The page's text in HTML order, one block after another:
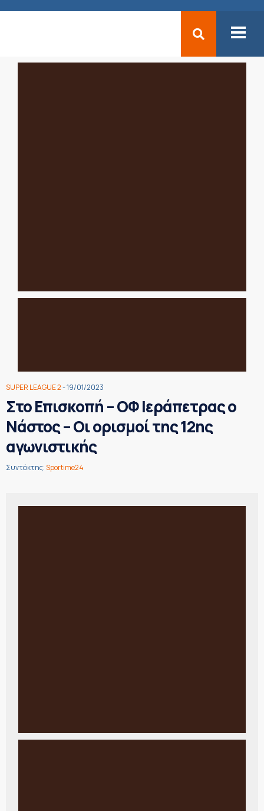
SUPER LEAGUE 2- 19/01/2023
Στο Επισκοπή – ΟΦ Ιεράπετρας ο
Νάστος – Οι ορισμοί της 12ης
αγωνιστικής
Συντάκτης:Sportime24